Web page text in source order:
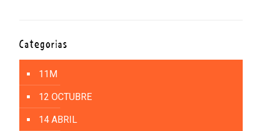
Categorías
11M
12 OCTUBRE
14 ABRIL